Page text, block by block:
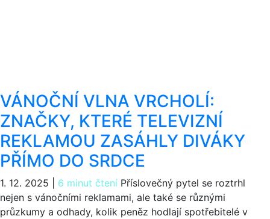
VÁNOČNÍ VLNA VRCHOLÍ:
ZNAČKY, KTERÉ TELEVIZNÍ
REKLAMOU ZASÁHLY DIVÁKY
PŘÍMO DO SRDCE
1. 12. 2025 6 minut čtení Příslovečný pytel se roztrhl
nejen s vánočními reklamami, ale také se různými
průzkumy a odhady, kolik peněz hodlají spotřebitelé v